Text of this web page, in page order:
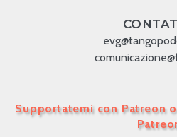
Supportatemi con Patreon